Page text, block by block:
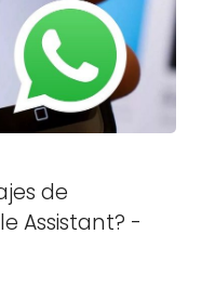
de
Assistant? -